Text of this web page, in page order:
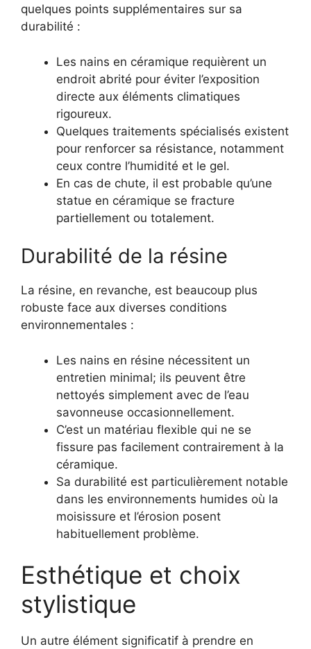
quelques points supplémentaires sur sa
durabilité :
Les nains en céramique requièrent un
endroit abrité pour éviter l’exposition
directe aux éléments climatiques
rigoureux.
Quelques traitements spécialisés existent
pour renforcer sa résistance, notamment
ceux contre l’humidité et le gel.
En cas de chute, il est probable qu’une
statue en céramique se fracture
partiellement ou totalement.
Durabilité de la résine
La résine, en revanche, est beaucoup plus
robuste face aux diverses conditions
environnementales :
Les nains en résine nécessitent un
entretien minimal; ils peuvent être
nettoyés simplement avec de l’eau
savonneuse occasionnellement.
C’est un matériau flexible qui ne se
fissure pas facilement contrairement à la
céramique.
Sa durabilité est particulièrement notable
dans les environnements humides où la
moisissure et l’érosion posent
habituellement problème.
Esthétique et choix
stylistique
Un autre élément significatif à prendre en